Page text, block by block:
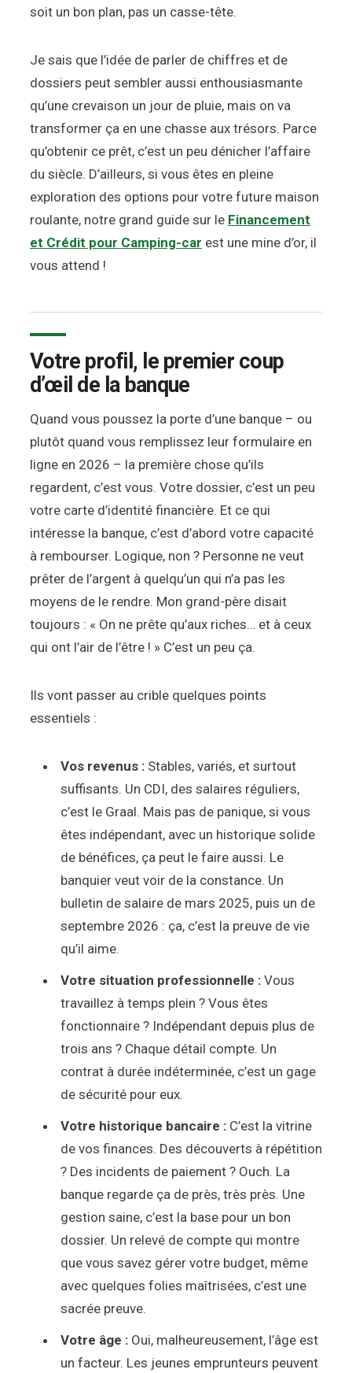
soit un bon plan, pas un casse-tête.
Je sais que l’idée de parler de chiffres et de
dossiers peut sembler aussi enthousiasmante
qu’une crevaison un jour de pluie, mais on va
transformer ça en une chasse aux trésors. Parce
qu’obtenir ce prêt, c’est un peu dénicher l’affaire
du siècle. D’ailleurs, si vous êtes en pleine
exploration des options pour votre future maison
roulante, notre grand guide sur le Financement
et Crédit pour Camping-car est une mine d’or, il
vous attend !
Votre profil, le premier coup
d’œil de la banque
Quand vous poussez la porte d’une banque – ou
plutôt quand vous remplissez leur formulaire en
ligne en 2026 – la première chose qu’ils
regardent, c’est vous. Votre dossier, c’est un peu
votre carte d’identité financière. Et ce qui
intéresse la banque, c’est d’abord votre capacité
à rembourser. Logique, non ? Personne ne veut
prêter de l’argent à quelqu’un qui n’a pas les
moyens de le rendre. Mon grand-père disait
toujours : « On ne prête qu’aux riches… et à ceux
qui ont l’air de l’être ! » C’est un peu ça.
Ils vont passer au crible quelques points
essentiels :
Vos revenus : Stables, variés, et surtout
suffisants. Un CDI, des salaires réguliers,
c’est le Graal. Mais pas de panique, si vous
êtes indépendant, avec un historique solide
de bénéfices, ça peut le faire aussi. Le
banquier veut voir de la constance. Un
bulletin de salaire de mars 2025, puis un de
septembre 2026 : ça, c’est la preuve de vie
qu’il aime.
Votre situation professionnelle : Vous
travaillez à temps plein ? Vous êtes
fonctionnaire ? Indépendant depuis plus de
trois ans ? Chaque détail compte. Un
contrat à durée indéterminée, c’est un gage
de sécurité pour eux.
Votre historique bancaire : C’est la vitrine
de vos finances. Des découverts à répétition
? Des incidents de paiement ? Ouch. La
banque regarde ça de près, très près. Une
gestion saine, c’est la base pour un bon
dossier. Un relevé de compte qui montre
que vous savez gérer votre budget, même
avec quelques folies maîtrisées, c’est une
sacrée preuve.
Votre âge : Oui, malheureusement, l’âge est
un facteur. Les jeunes emprunteurs peuvent